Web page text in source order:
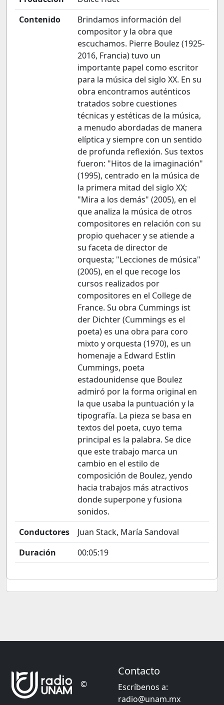
Contenido
Brindamos información del
compositor y la obra que
escuchamos. Pierre Boulez (1925-
2016, Francia) tuvo un
importante papel como escritor
para la música del siglo XX. En su
obra encontramos auténticos
tratados sobre cuestiones
técnicas y estéticas de la música,
a menudo abordadas de manera
elíptica y siempre con un sentido
de profunda reflexión. Sus textos
fueron: "Hitos de la imaginación"
(1995), centrado en la música de
la primera mitad del siglo XX;
"Mira a los demás" (2005), en el
que analiza la música de otros
compositores en relación con su
propio quehacer y se atiende a
su faceta de director de
orquesta; "Lecciones de música"
(2005), en el que recoge los
cursos realizados por
compositores en el College de
France. Su obra Cummings ist
der Dichter (Cummings es el
poeta) es una obra para coro
mixto y orquesta (1970), es un
homenaje a Edward Estlin
Cummings, poeta
estadounidense que Boulez
admiró por la forma original en
la que usaba la puntuación y la
tipografía. La pieza se basa en
textos del poeta, cuyo tema
principal es la palabra. Se dice
que este trabajo marca un
cambio en el estilo de
composición de Boulez, yendo
hacia trabajos más atractivos
donde superpone y fusiona
sonidos.
Conductores
Juan Stack, María Sandoval
Duración
00:05:19
©
Contacto
Escríbenos a:
radio@unam.mx